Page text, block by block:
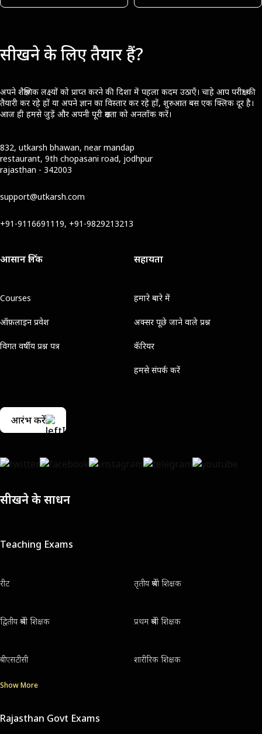
सीखने के लिए तैयार हैं?
अपने शैक्षणिक लक्ष्यों को प्राप्त करने की दिशा में पहला कदम उठाएँ। चाहे आप परीक्षा की
तैयारी कर रहे हों या अपने ज्ञान का विस्तार कर रहे हों, शुरुआत बस एक क्लिक दूर है।
आज ही हमसे जुड़ें और अपनी पूरी क्षमता को अनलॉक करें।
832, utkarsh bhawan, near mandap
restaurant, 9th chopasani road, jodhpur
rajasthan - 342003
support@utkarsh.com
+91-9116691119, +91-9829213213
आसान लिंक
Courses
ऑफ़लाइन प्रवेश
विगत वर्षीय प्रश्न पत्र
सहायता
हमारे बारे में
अक्सर पूछे जाने वाले प्रश्न
कॅरियर
हमसे संपर्क करें
आरंभ करें
सीखने के साधन
Teaching Exams
रीट तृतीय श्रेणी शिक्षक
द्वितीय श्रेणी शिक्षक प्रथम श्रेणी शिक्षक
बीएसटीसी शारीरिक शिक्षक
Show More
Rajasthan Govt Exams